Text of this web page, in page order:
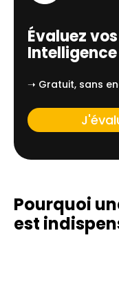
Évaluez
➝ Gratuit, sans
Pourquoi
est